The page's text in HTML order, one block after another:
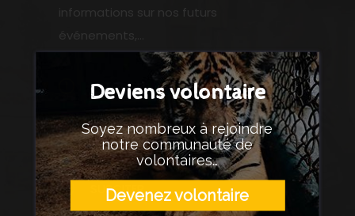
informations sur nos futurs
événements,...
VALORISER
AIDER
ENCOURAGER
SUSCITER
Deviens volontaire
Soyez nombreux à rejoindre
notre communauté de
volontaires…
Devenez volontaire